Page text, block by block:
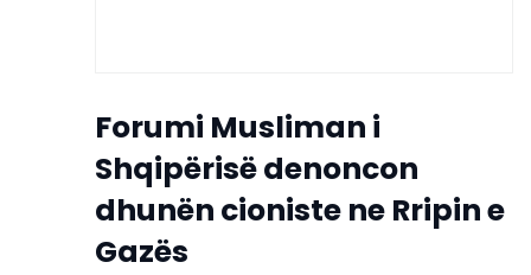
Forumi Musliman i
Shqipërisë denoncon
dhunën cioniste ne Rripin e
Gazës